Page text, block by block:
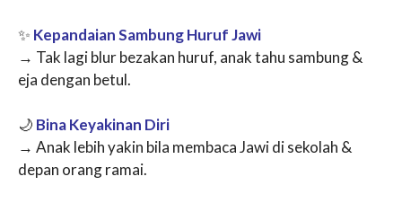
✨ Kepandaian Sambung Huruf Jawi
→ Tak lagi blur bezakan huruf, anak tahu sambung &
eja dengan betul.
🌙 Bina Keyakinan Diri
→ Anak lebih yakin bila membaca Jawi di sekolah &
depan orang ramai.